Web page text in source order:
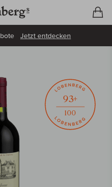
Jetzt entdecken
93+
100